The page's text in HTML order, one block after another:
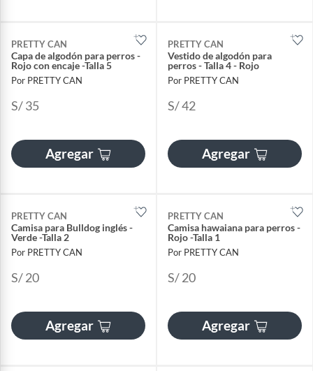
PRETTY CAN
Capa de algodón para perros -
Rojo con encaje -Talla 5
Por PRETTY CAN
S/ 35
Agregar
PRETTY CAN
Vestido de algodón para
perros - Talla 4 - Rojo
Por PRETTY CAN
S/ 42
Agregar
PRETTY CAN
Camisa para Bulldog inglés -
Verde -Talla 2
Por PRETTY CAN
S/ 20
Agregar
PRETTY CAN
Camisa hawaiana para perros -
Rojo -Talla 1
Por PRETTY CAN
S/ 20
Agregar